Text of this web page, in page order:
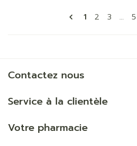
Pages
Vous lisez
1 Page
2 Page
3 ... 5
Contactez nous
Service à la clientèle
Votre pharmacie